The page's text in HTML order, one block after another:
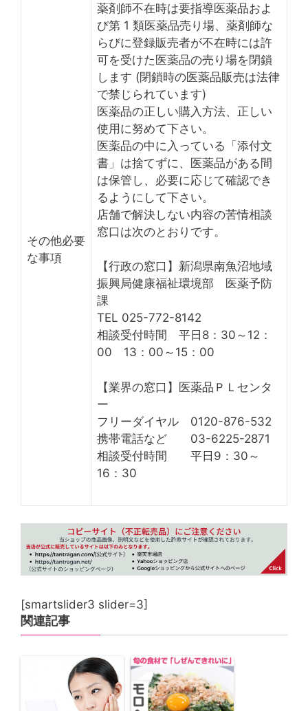
その他必要
な事項
薬剤師不在時は要指導医薬品およ
び第 1 類医薬品売り場、薬剤師な
らびに登録販売者が不在時には許
可を受けた医薬品の売り場を閉鎖
します (閉鎖時の医薬品販売は法律
で禁じられています)
医薬品の正しい購入方法、正しい
使用に努めて下さい。
医薬品の中に入っている「添付文
書」は捨てずに、医薬品がある間
は保管し、必要に応じて確認でき
るようにして下さい。
店舗で解決しない内容の苦情相談
窓口は次のとおりです。
【行政の窓口】新潟県南魚沼地域
振興局健康福祉環境部 医薬予防
課
TEL 025-772-8142
相談受付時間 平日8：30～12：
00 13：00～15：00
【業界の窓口】医薬品ＰＬセンタ
ー
フリーダイヤル 0120-876-532
携帯電話など 03-6225-2871
相談受付時間 平日9：30～
16：30
[smartslider3 slider=3]
関連記事